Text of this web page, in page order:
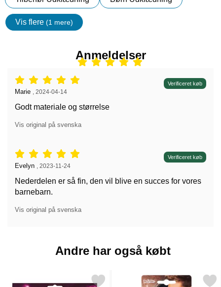
Vis flere (1 mere)
Egenskaper
Anmeldelser
Anmeldelser: 5 stjerne af 5, Verificeret køb
Anmeldelser af:
Marie 2024-04-14
Godt materiale og størrelse
Vis original på svenska
Anmeldelser: 5 stjerne af 5, Verificeret køb
Anmeldelser af:
Evelyn 2023-11-24
Nederdelen er så fin, den vil blive en succes for vores
barnebarn.
Vis original på svenska
Andre har også købt
Markér blodig Bandage som favoritMarkér blodspray 28